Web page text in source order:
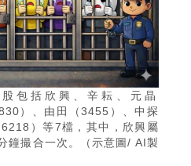
包括欣興、辛耘、元晶
）、由田（3455）、中探
）等7檔，其中，欣興屬
鐘撮合一次。（示意圖/ AI製